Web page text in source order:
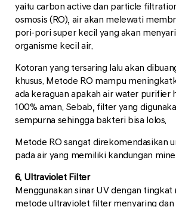
yaitu carbon active dan particle
osmosis (RO), air akan melewati
pori-pori super kecil yang akan
organisme kecil air.
Kotoran yang tersaring lalu akan
khusus. Metode RO mampu
ada keraguan apakah air water purifier
100% aman. Sebab, filter yang
sempurna sehingga bakteri bisa lolos.
Metode RO sangat direkomendasikan
pada air yang memiliki kandungan
6. Ultraviolet Filter
Menggunakan sinar UV dengan tingkat
metode ultraviolet filter menyaring dan